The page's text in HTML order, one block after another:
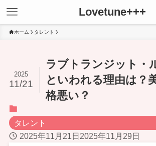
Lovetune+++
ホーム タレント
ラブトランジット・
といわれる理由は？
格悪い？
2025
11/21
タレント
2025年11月21日 2025年11月29日